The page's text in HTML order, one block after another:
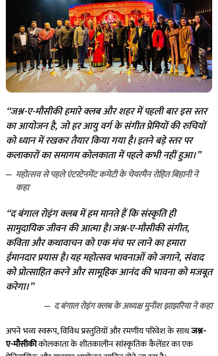
“जश्न-ए-मौसीकी हमारे क्लब और शहर में पहली बार इस स्तर
का आयोजन है, जो हर आयु वर्ग के संगीत प्रेमियों की रुचियों
को ध्यान में रखकर तैयार किया गया है। इतने बड़े स्तर पर
कलाकारों का समागम कोलकाता में पहले कभी नहीं हुआ।”
महोत्सव से पहले एंटरटेनमेंट कमेटी के चेयरमैन रोहित बिहानी ने
कहा
“द बंगाल रोइंग क्लब में हम मानते हैं कि संस्कृति ही
सामुदायिक जीवन की आत्मा है। जश्न-ए-मौसीकी संगीत,
कविता और कथावाचन को एक मंच पर लाने का हमारा
ईमानदार प्रयास है। यह महोत्सव भावनाओं को जगाने, संवाद
को प्रोत्साहित करने और सामूहिक आनंद की भावना को मजबूत
करेगा।”
द बंगाल रोइंग क्लब के अध्यक्ष मुनीश झाझरिया ने कहा
अपने भव्य स्वरूप, विविध प्रस्तुतियों और रमणीय परिवेश के साथजश्न-
ए-मौसीकीकोलकाता के शीतकालीन सांस्कृतिक कैलेंडर का एक